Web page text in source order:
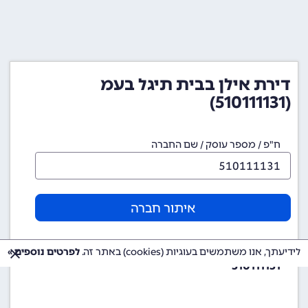
דירת אילן בבית תיגל בעמ
(510111131)
ח"פ / מספר עוסק / שם החברה
איתור חברה
510111131
לידיעתך, אנו משתמשים בעוגיות (cookies) באתר זה. לפרטים נוספים »